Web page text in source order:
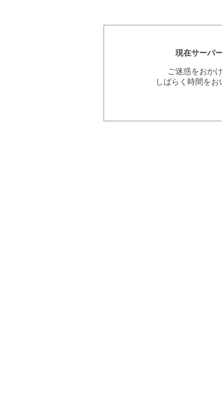
現在サーバ
ご迷惑をおか
しばらく時間を